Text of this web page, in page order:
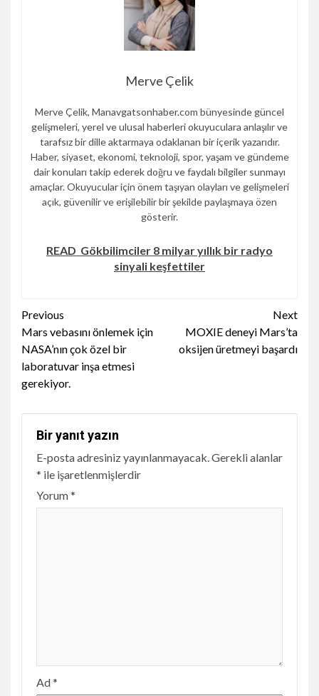
Merve Çelik
Merve Çelik, Manavgatsonhaber.com bünyesinde güncel
gelişmeleri, yerel ve ulusal haberleri okuyuculara anlaşılır ve
tarafsız bir dille aktarmaya odaklanan bir içerik yazarıdır.
Haber, siyaset, ekonomi, teknoloji, spor, yaşam ve gündeme
dair konuları takip ederek doğru ve faydalı bilgiler sunmayı
amaçlar. Okuyucular için önem taşıyan olayları ve gelişmeleri
açık, güvenilir ve erişilebilir bir şekilde paylaşmaya özen
gösterir.
READ Gökbilimciler 8 milyar yıllık bir radyo
sinyali keşfettiler
Continue
Reading
Previous
Mars vebasını önlemek için
NASA’nın çok özel bir
laboratuvar inşa etmesi
gerekiyor.
Next
MOXIE deneyi Mars’ta
oksijen üretmeyi başardı
Bir yanıt yazın
E-posta adresiniz yayınlanmayacak.Gerekli alanlar
* ile işaretlenmişlerdir
Yorum*
Ad*